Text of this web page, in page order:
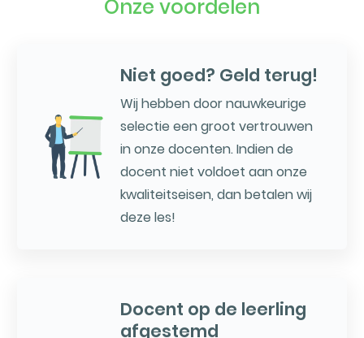
Onze voordelen
Niet goed? Geld terug!
Wij hebben door nauwkeurige
selectie een groot vertrouwen
in onze docenten. Indien de
docent niet voldoet aan onze
kwaliteitseisen, dan betalen wij
deze les!
Docent op de leerling
afgestemd